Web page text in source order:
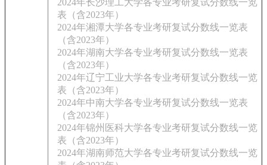
2024年长沙理工大学各专业考研复试分数线一览
表（含2023年）
2024年湘潭大学各专业考研复试分数线一览表
（含2023年）
2024年湖南大学各专业考研复试分数线一览表
（含2023年）
2024年辽宁工业大学各专业考研复试分数线一览
表（含2023年）
2024年中南大学各专业考研复试分数线一览表
（含2023年）
2024年锦州医科大学各专业考研复试分数线一览
表（含2023年）
2024年湖南师范大学各专业考研复试分数线一览